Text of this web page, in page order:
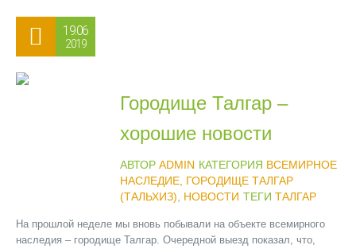
19.06
2019
Городище Талгар –
хорошие новости
АВТОР ADMIN КАТЕГОРИЯ ВСЕМИРНОЕ
НАСЛЕДИЕ, ГОРОДИЩЕ ТАЛГАР
(ТАЛЬХИЗ)
НОВОСТИ ТЕГИ ТАЛГАР
На прошлой неделе мы вновь побывали на объекте всемирного
наследия – городище Талгар. Очередной выезд показал, что,